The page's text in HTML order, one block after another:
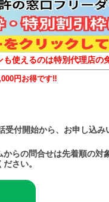
使えるのは特別代理店の
円お得です‼
受付開始から、お申し込み
らの問合せは先着順の対
さい。